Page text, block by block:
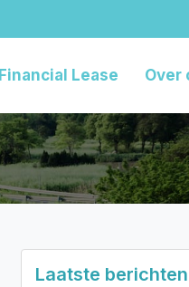
Financial Lease Over
Laatste berichten